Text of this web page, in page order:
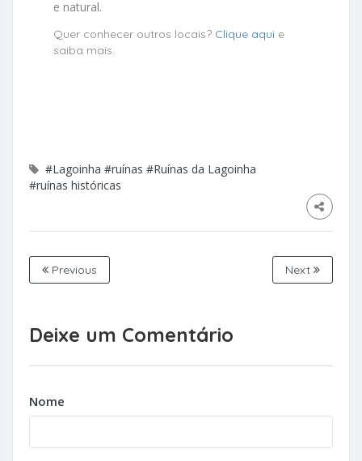
e natural.
Quer conhecer outros locais? Clique aqui e
saiba mais.
#Lagoinha #ruínas #Ruínas da Lagoinha
#ruínas históricas
Previous Next
Deixe um Comentário
Nome